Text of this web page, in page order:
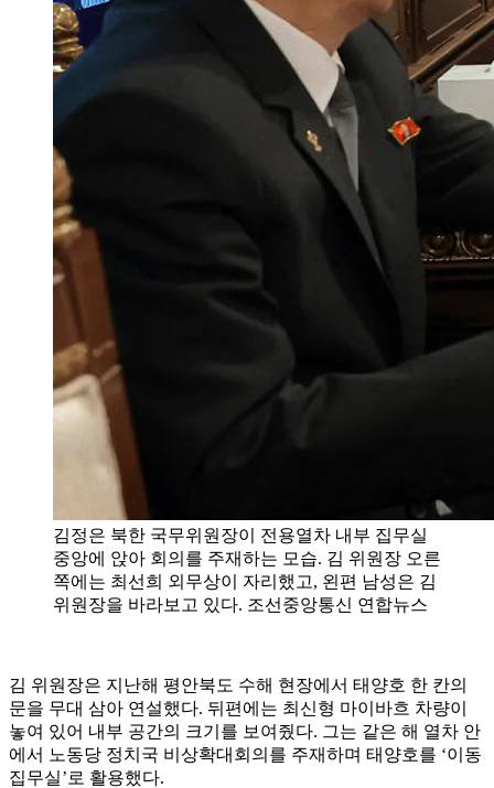
김정은 북한 국무위원장이 전용열차 내부 집무실
중앙에 앉아 회의를 주재하는 모습. 김 위원장 오른
쪽에는 최선희 외무상이 자리했고, 왼편 남성은 김
위원장을 바라보고 있다. 조선중앙통신 연합뉴스
김 위원장은 지난해 평안북도 수해 현장에서 태양호 한 칸의
문을 무대 삼아 연설했다. 뒤편에는 최신형 마이바흐 차량이
놓여 있어 내부 공간의 크기를 보여줬다. 그는 같은 해 열차 안
에서 노동당 정치국 비상확대회의를 주재하며 태양호를 ‘이동
집무실’로 활용했다.